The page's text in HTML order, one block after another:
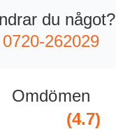
frågor
Om oss
du något?
0720-262029
Omdömen
4.7